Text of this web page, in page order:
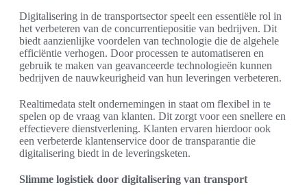
Digitalisering in de transportsector speelt een essentiële rol in
het verbeteren van de concurrentiepositie van bedrijven. Dit
biedt aanzienlijke voordelen van technologie die de algehele
efficiëntie verhogen. Door processen te automatiseren en
gebruik te maken van geavanceerde technologieën kunnen
bedrijven de nauwkeurigheid van hun leveringen verbeteren.
Realtimedata stelt ondernemingen in staat om flexibel in te
spelen op de vraag van klanten. Dit zorgt voor een snellere en
effectievere dienstverlening. Klanten ervaren hierdoor ook
een verbeterde klantenservice door de transparantie die
digitalisering biedt in de leveringsketen.
Slimme logistiek door digitalisering van transport